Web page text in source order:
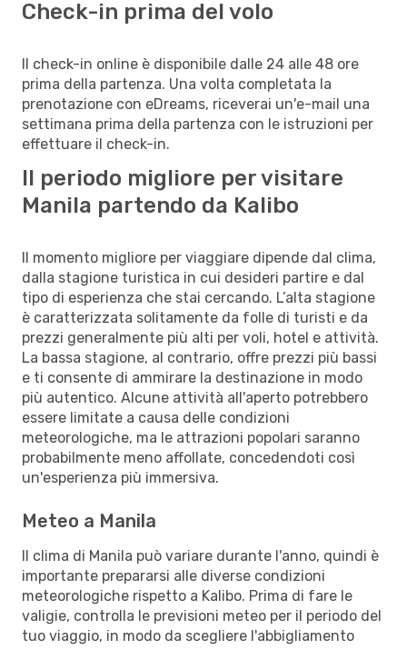
Check-in prima del volo
Il check-in online è disponibile dalle 24 alle 48 ore
prima della partenza. Una volta completata la
prenotazione con eDreams, riceverai un'e-mail una
settimana prima della partenza con le istruzioni per
effettuare il check-in.
Il periodo migliore per visitare
Manila partendo da Kalibo
Il momento migliore per viaggiare dipende dal clima,
dalla stagione turistica in cui desideri partire e dal
tipo di esperienza che stai cercando. L’alta stagione
è caratterizzata solitamente da folle di turisti e da
prezzi generalmente più alti per voli, hotel e attività.
La bassa stagione, al contrario, offre prezzi più bassi
e ti consente di ammirare la destinazione in modo
più autentico. Alcune attività all'aperto potrebbero
essere limitate a causa delle condizioni
meteorologiche, ma le attrazioni popolari saranno
probabilmente meno affollate, concedendoti così
un'esperienza più immersiva.
Meteo a Manila
Il clima di Manila può variare durante l'anno, quindi è
importante prepararsi alle diverse condizioni
meteorologiche rispetto a Kalibo. Prima di fare le
valigie, controlla le previsioni meteo per il periodo del
tuo viaggio, in modo da scegliere l'abbigliamento